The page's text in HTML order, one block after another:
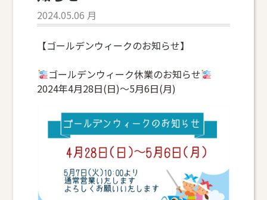
2024.05.06 月
【ゴールデンウィークのお知らせ】
ゴールデンウィーク休業のお知らせ
2024年4月28日(日)〜5月6日(月)